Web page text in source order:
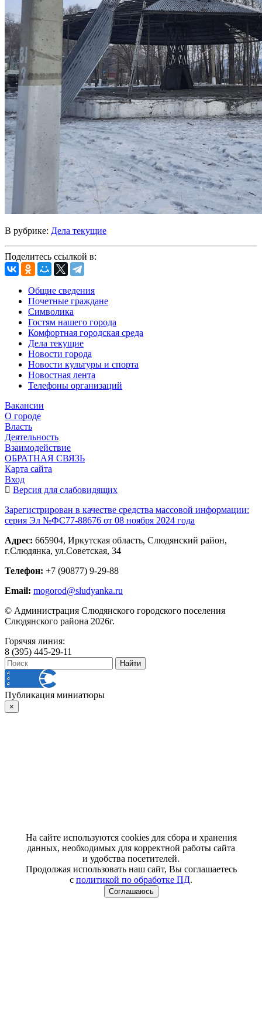
В рубрике: Дела текущие
Поделитесь ссылкой в:
Общие сведения
Почетные граждане
Символика
Гостям нашего города
Комфортная городская среда
Дела текущие
Новости города
Новости культуры и спорта
Новостная лента
Телефоны организаций
Вакансии
О городе
Власть
Деятельность
Взаимодействие
ОБРАТНАЯ СВЯЗЬ
Карта сайта
Вход
Версия для слабовидящих
Зарегистрирован в качестве средства массовой информации:
серия Эл №ФС77-88676 от 08 ноября 2024 года
Адрес: 665904, Иркутская область, Слюдянский район,
г.Слюдянка, ул.Советская, 34
Телефон: +7 (90877) 9-29-88
Email: mogorod@sludyanka.ru
© Администрация Слюдянского городского поселения
Слюдянского района 2026г.
Горячяя линия:
8 (395) 445-29-11
Публикация миниатюры
×
На сайте используются cookies для сбора и хранения
данных, необходимых для корректной работы сайта
и удобства посетителей.
Продолжая использовать наш сайт, Вы соглашаетесь
с политикой по обработке ПД.
Соглашаюсь